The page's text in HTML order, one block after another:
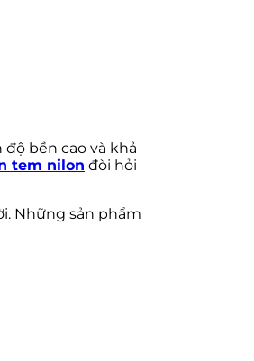
bền cao và khả
tem nilon đòi hỏi
Những sản phẩm